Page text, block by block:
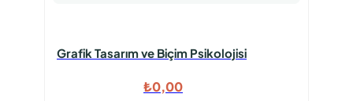
Grafik Tasarım ve Biçim Psikolojisi
₺0,00